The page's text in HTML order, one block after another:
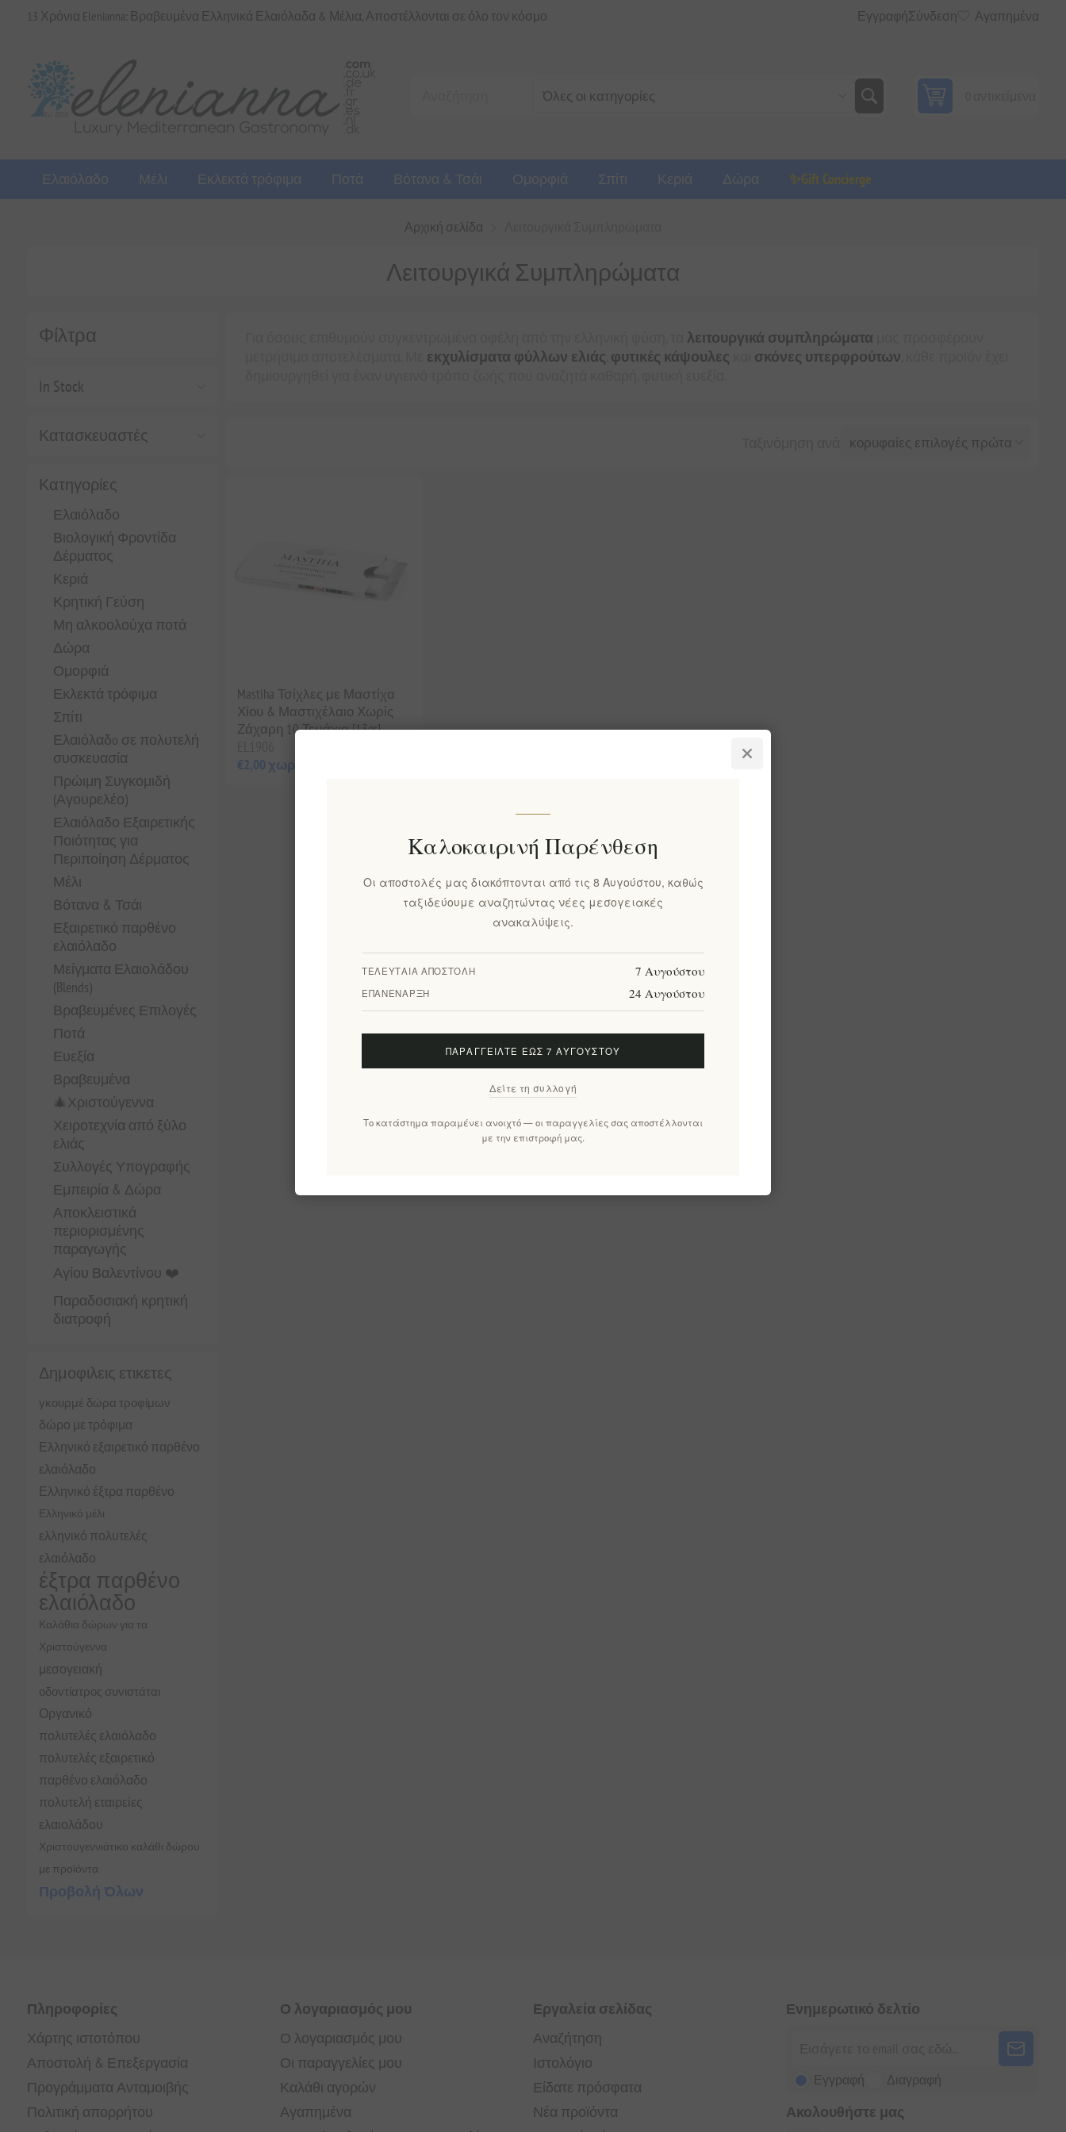
13 Χρόνια Elenianna: Βραβευμένα Ελληνικά Ελαιόλαδα & Μέλια, Αποστέλλονται σε όλο τον κόσμο ΕγγραφήΣύνδεση Αγαπημένα
Ελαιόλαδο Μέλι Εκλεκτά τρόφιμα Ποτά Βότανα & Τσάι Ομορφιά Σπίτι Κεριά Δώρα ✨Gift Concierge
Αρχική σελίδα
Φίλτρα
In Stock
Κατασκευαστές
Κατηγορίες
Ελαιόλαδο
Βιολογική Φροντίδα
Δέρματος
Κεριά
Κρητική Γεύση
Μη αλκοολούχα ποτά
Δώρα
Ομορφιά
Εκλεκτά τρόφιμα
Σπίτι
Ελαιόλαδo σε πολυτελή
συσκευασία
Πρώιμη Συγκομιδή
(Αγουρελέο)
Ελαιόλαδο Εξαιρετικής
Ποιότητας για
Περιποίηση Δέρματος
Μέλι
Βότανα & Τσάι
Εξαιρετικό παρθένο
ελαιόλαδο
Μείγματα Ελαιολάδου
(Blends)
Βραβευμένες Επιλογές
Ποτά
Ευεξία
Βραβευμένα
🎄Χριστούγεννα
Χειροτεχνία από ξύλο
ελιάς
Συλλογές Υπογραφής
Εμπειρία & Δώρα
Αποκλειστικά
περιορισμένης
παραγωγής
Αγίου Βαλεντίνου ❤️
Παραδοσιακή κρητική
διατροφή
Δημοφιλεις ετικετες
γκουρμέ δώρα τροφίμων
δώρο με τρόφιμα
Ελληνικό εξαιρετικό παρθένο
ελαιόλαδο
Ελληνικό έξτρα παρθένο
Ελληνικό μέλι
ελληνικό πολυτελές
ελαιόλαδο
έξτρα παρθένο
ελαιόλαδο
Καλάθια δώρων για τα
Χριστούγεννα
μεσογειακή
οδοντίατρος συνιστάται
Οργανικό
πολυτελές ελαιόλαδο
πολυτελές εξαιρετικό
παρθένο ελαιόλαδο
πολυτελή εταιρείες
ελαιολάδου
Χριστουγεννιάτικο καλάθι δώρου
με προϊόντα
Προβολή Όλων
Λειτουργικά Συμπληρώματα
λειτουργικά συμπληρώματα
εκχυλίσματα φύλλων ελιάς φυτικές κάψουλες σκόνες υπερφρούτων
Mastiha Τσίχλες με Μαστίχα
Χίου & Μαστιχέλαιο Χωρίς
Ζάχαρη 10 Τεμάχια [13gr]
€2,00 χωρίς ΦΠΑ
Πληροφορίες
Χάρτης ιστοτόπου
Αποστολή & Επεξεργασία
Προγράμματα Ανταμοιβής
Πολιτική απορρήτου
Ο λογαριασμός μου
Ο λογαριασμός μου
Οι παραγγελίες μου
Καλάθι αγορών
Αγαπημένα
Εργαλεία σελίδας
Αναζήτηση
Ιστολόγιο
Είδατε πρόσφατα
Νέα προϊόντα
Ενημερωτικό δελτίο
Εγγραφή Διαγραφή
Ακολουθήστε μας
Καλοκαιρινή Παρένθεση
Οι αποστολές μας διακόπτονται από τις 8 Αυγούστου, καθώς
ταξιδεύουμε αναζητώντας νέες μεσογειακές
ανακαλύψεις.
ΤΕΛΕΥΤΑΊΑ ΑΠΟΣΤΟΛΉ 7 Αυγούστου
ΕΠΑΝΈΝΑΡΞΗ 24 Αυγούστου
ΠΑΡΑΓΓΕΊΛΤΕ ΈΩΣ 7 ΑΥΓΟΎΣΤΟΥ
Δείτε τη συλλογή
Το κατάστημα παραμένει ανοιχτό — οι παραγγελίες σας αποστέλλονται
με την επιστροφή μας.